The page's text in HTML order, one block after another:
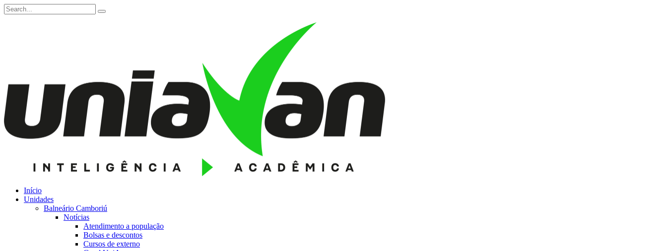
Início
Unidades
Balneário Camboriú
Notícias
Atendimento a população
Bolsas e descontos
Cursos de externo